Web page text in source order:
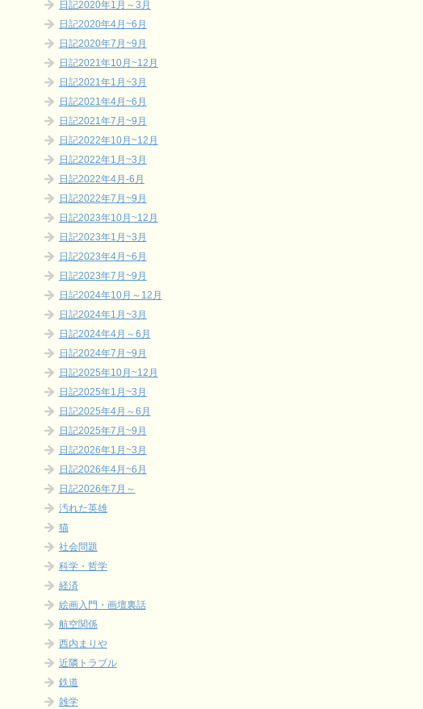
日記2020年1月～3月
日記2020年4月~6月
日記2020年7月~9月
日記2021年10月~12月
日記2021年1月~3月
日記2021年4月~6月
日記2021年7月~9月
日記2022年10月~12月
日記2022年1月~3月
日記2022年4月-6月
日記2022年7月~9月
日記2023年10月~12月
日記2023年1月~3月
日記2023年4月~6月
日記2023年7月~9月
日記2024年10月～12月
日記2024年1月~3月
日記2024年4月～6月
日記2024年7月~9月
日記2025年10月~12月
日記2025年1月~3月
日記2025年4月～6月
日記2025年7月~9月
日記2026年1月~3月
日記2026年4月~6月
日記2026年7月～
汚れた英雄
猫
社会問題
科学・哲学
経済
絵画入門・画壇裏話
航空関係
西内まりや
近隣トラブル
鉄道
雑学